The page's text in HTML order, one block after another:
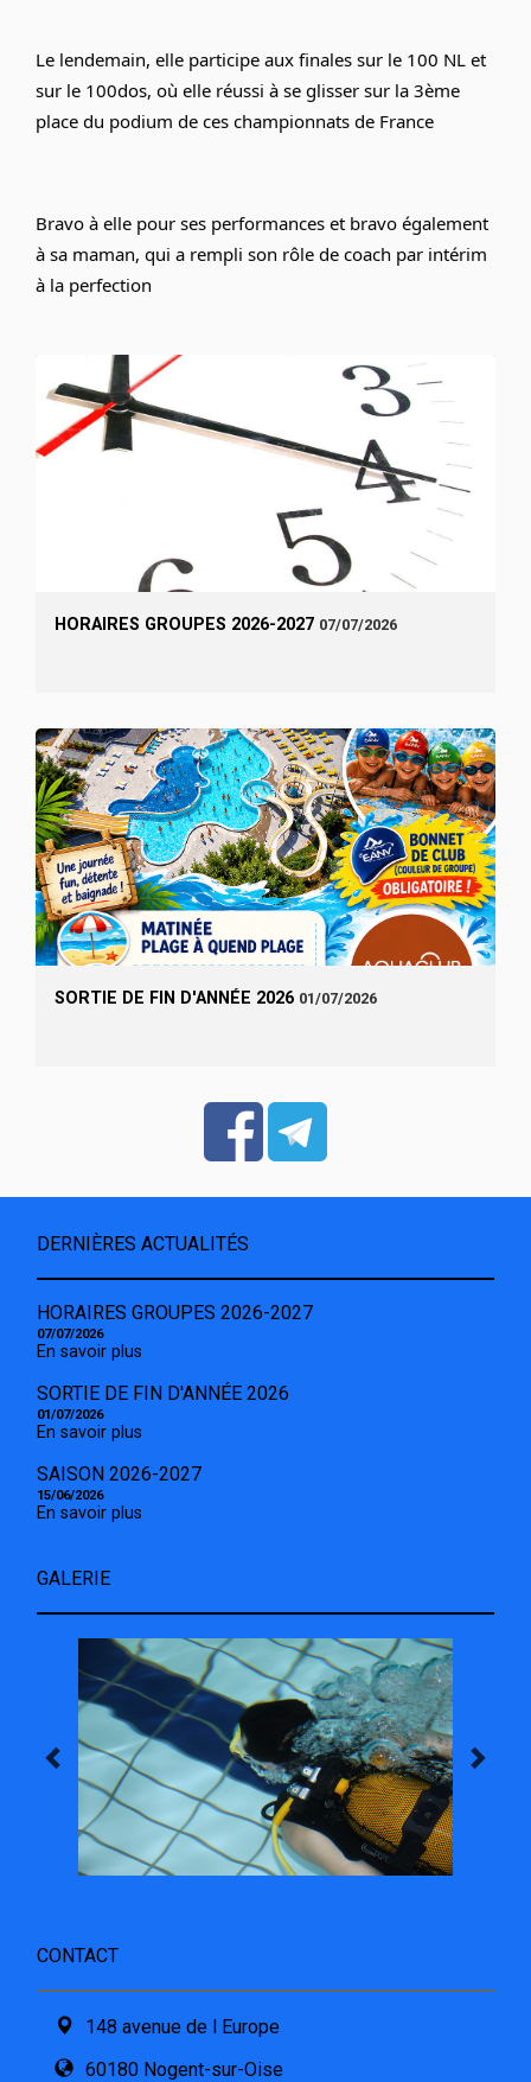
Le lendemain, elle participe aux finales sur le 100 NL et
sur le 100dos, où elle réussi à se glisser sur la 3ème
place du podium de ces championnats de France
Bravo à elle pour ses performances et bravo également
à sa maman, qui a rempli son rôle de coach par intérim
à la perfection
HORAIRES GROUPES 2026-2027 07/07/2026
SORTIE DE FIN D'ANNÉE 2026 01/07/2026
DERNIÈRES ACTUALITÉS
HORAIRES GROUPES 2026-2027
07/07/2026
En savoir plus
SORTIE DE FIN D'ANNÉE 2026
01/07/2026
En savoir plus
SAISON 2026-2027
15/06/2026
En savoir plus
GALERIE
CONTACT
148 avenue de l Europe
60180 Nogent-sur-Oise